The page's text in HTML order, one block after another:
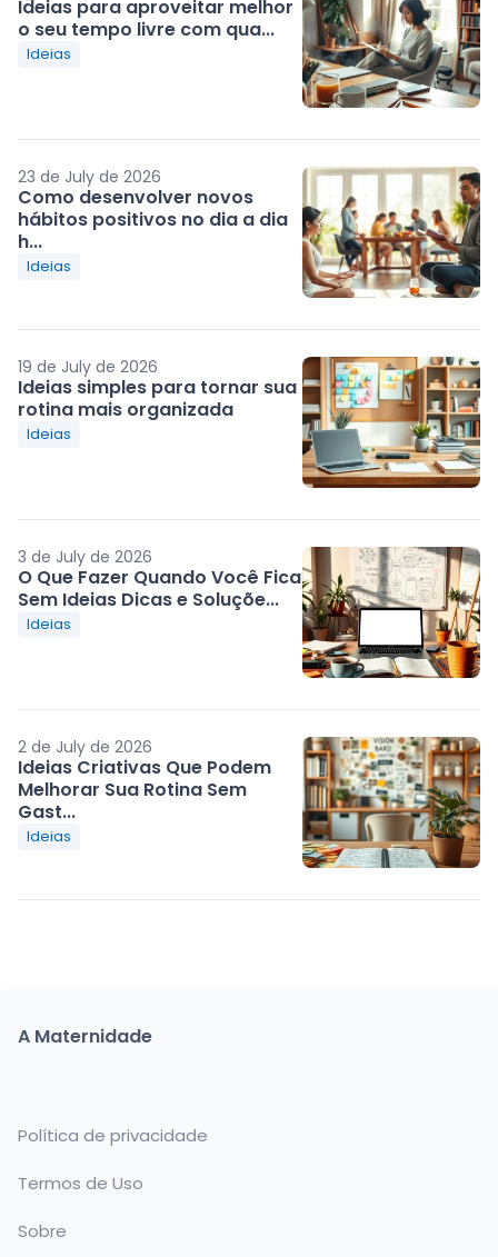
Ideias para aproveitar melhor
o seu tempo livre com qua...
Ideias
23 de July de 2026
Como desenvolver novos
hábitos positivos no dia a dia
h...
Ideias
19 de July de 2026
Ideias simples para tornar sua
rotina mais organizada
Ideias
3 de July de 2026
O Que Fazer Quando Você Fica
Sem Ideias Dicas e Soluçõe...
Ideias
2 de July de 2026
Ideias Criativas Que Podem
Melhorar Sua Rotina Sem
Gast...
Ideias
A Maternidade
Política de privacidade
Termos de Uso
Sobre